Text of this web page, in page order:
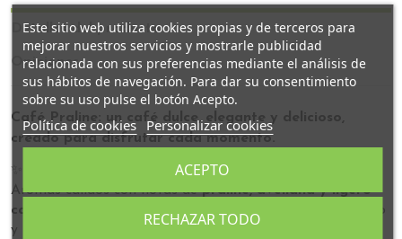
Detalles del producto
Opiniones
Café Praline: un café dulce, elegante y delicioso,
creado para disfrutar cada momento.
✨
Aromas cálidos con notas depraliné, avellana y ligero
caramelo y chocolate
, equilibrados con un cuerpo medio
y una textura suave que conquista desde el primer sorbo.
Este sitio web utiliza cookies propias y de terceros para
mejorar nuestros servicios y mostrarle publicidad
relacionada con sus preferencias mediante el análisis de
sus hábitos de navegación. Para dar su consentimiento
sobre su uso pulse el botón Acepto.
Política de cookies Personalizar cookies
RECHAZAR TODO
ACEPTO